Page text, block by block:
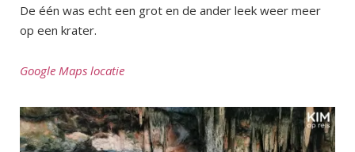
De één was echt een grot en de ander leek weer meer
op een krater.
Google Maps locatie